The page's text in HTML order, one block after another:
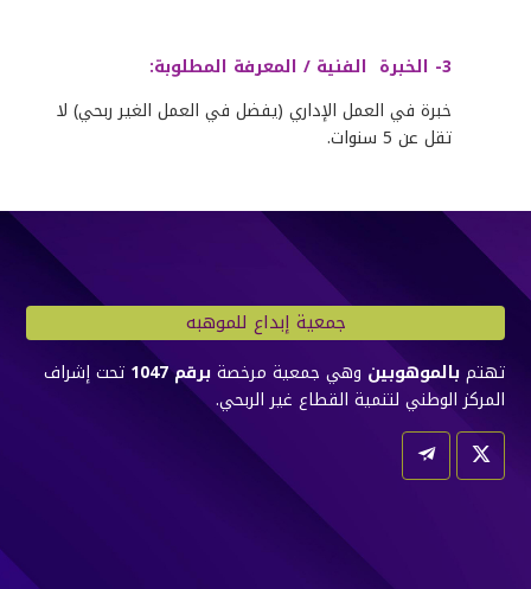
3- الخبرة
الفنية / المعرفة المطلوبة:
خبرة في العمل الإداري (يفضل في العمل الغير ربحي) لا
تقل عن 5 سنوات
.
جمعية إبداع للموهبه
تهتمبالموهوبين وهي جمعية مرخصة برقم 1047
تحت إشراف
المركز الوطني لتنمية القطاع غير الربحي.